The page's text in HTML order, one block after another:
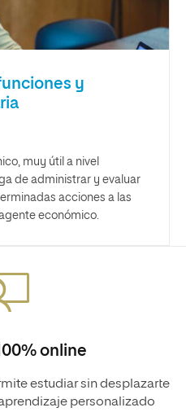
y
muy útil a nivel
de administrar y evaluar
acciones a las
económico.
online
estudiar sin desplazarte
personalizado